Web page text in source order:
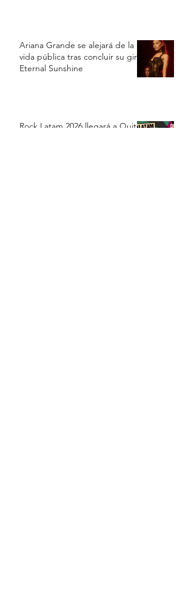
Ariana Grande se alejará de la
vida pública tras concluir su gira
Eternal Sunshine
Rock Latam 2026 llegará a Quito